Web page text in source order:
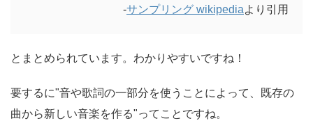
-サンプリング wikipediaより引用
とまとめられています。わかりやすいですね！
要するに"音や歌詞の一部分を使うことによって、既存の
曲から新しい音楽を作る"ってことですね。